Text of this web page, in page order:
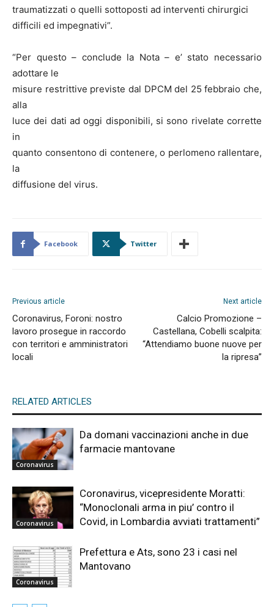
traumatizzati o quelli sottoposti ad interventi chirurgici
difficili ed impegnativi”.
“Per questo – conclude la Nota – e’ stato necessario
adottare le
misure restrittive previste dal DPCM del 25 febbraio che,
alla
luce dei dati ad oggi disponibili, si sono rivelate corrette
in
quanto consentono di contenere, o perlomeno rallentare,
la
diffusione del virus.
Facebook Twitter
Previous article
Coronavirus, Foroni: nostro
lavoro prosegue in raccordo
con territori e amministratori
locali
Next article
Calcio Promozione –
Castellana, Cobelli scalpita:
“Attendiamo buone nuove per
la ripresa”
RELATED ARTICLES
Coronavirus
Da domani vaccinazioni anche in due
farmacie mantovane
Coronavirus
Coronavirus, vicepresidente Moratti:
“Monoclonali arma in piu’ contro il
Covid, in Lombardia avviati trattamenti”
Coronavirus
Prefettura e Ats, sono 23 i casi nel
Mantovano